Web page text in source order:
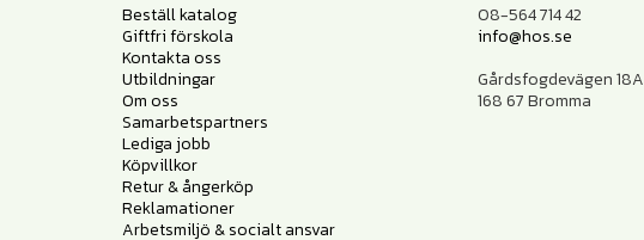
Beställ katalog
Giftfri förskola
Kontakta oss
Utbildningar
Om oss
Samarbetspartners
Lediga jobb
Köpvillkor
Retur & ångerköp
Reklamationer
Arbetsmiljö & socialt ansvar
08-564 714 42
info@hos.se
Gårdsfogdevägen 18A
168 67 Bromma